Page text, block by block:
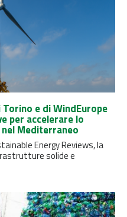
e di WindEurope
per accelerare lo
Mediterraneo
Energy Reviews, la
solide e